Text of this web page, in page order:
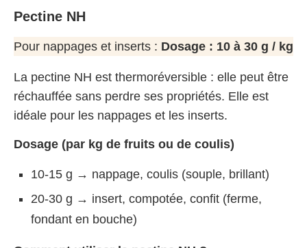
Pectine NH
Pour nappages et inserts : Dosage : 10 à 30 g / kg
La pectine NH est thermoréversible : elle peut être
réchauffée sans perdre ses propriétés. Elle est
idéale pour les nappages et les inserts.
Dosage (par kg de fruits ou de coulis)
10-15 g → nappage, coulis (souple, brillant)
20-30 g → insert, compotée, confit (ferme,
fondant en bouche)